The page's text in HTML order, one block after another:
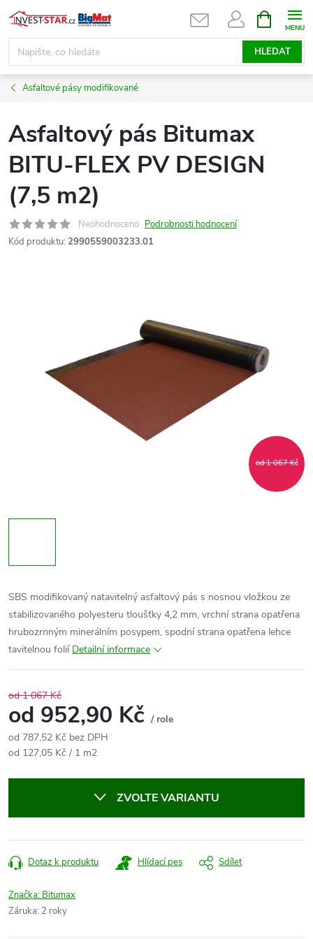
Přejít
na
obsah
HLEDAT
NÁKUPNÍ
KOŠÍK
Asfaltové pásy modifikované
Asfaltový pás Bitumax
BITU-FLEX PV DESIGN
(7,5 m2)
Neohodnoceno Podrobnosti hodnocení
Kód produktu: 2990559003233.01
od 1 067 Kč
SBS modifikovaný natavitelný asfaltový pás s nosnou vložkou ze
stabilizovaného polyesteru tloušťky 4,2 mm, vrchní strana opatřena
hrubozrnným minerálním posypem, spodní strana opatřena lehce
tavitelnou folií Detailní informace
od 1 067 Kč
od 952,90 Kč / role
od 787,52 Kč bez DPH
Měrná
od 127,05 Kč / 1 m2
ZVOLTE VARIANTU
Dotaz k produktu Hlídací pes Sdílet
Značka: Bitumax
Záruka: 2 roky